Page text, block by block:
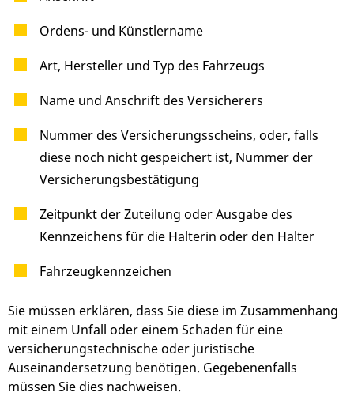
Ordens- und Künstlername
Art, Hersteller und Typ des Fahrzeugs
Name und Anschrift des Versicherers
Nummer des Versicherungsscheins, oder, falls
diese noch nicht gespeichert ist, Nummer der
Versicherungsbestätigung
Zeitpunkt der Zuteilung oder Ausgabe des
Kennzeichens für die Halterin oder den Halter
Fahrzeugkennzeichen
Sie müssen erklären, dass Sie diese im Zusammenhang
mit einem Unfall oder einem Schaden für eine
versicherungstechnische oder juristische
Auseinandersetzung benötigen. Gegebenenfalls
müssen Sie dies nachweisen.